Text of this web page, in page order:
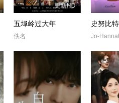
更新HD
五埠岭过大年
佚名